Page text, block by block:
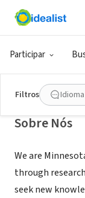
Participar
Filtros
ONG (SETOR
Sobre Nós
We are
through
seek new